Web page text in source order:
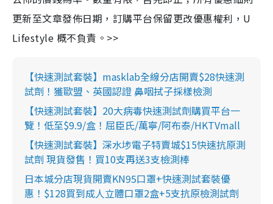
更新至文章發佈日期，訂購平台保留更改優惠權利，U
Lifestyle 概不負責。>>
【快速測試套裝】masklab全線分店開賣$28快速測
試劑！獲歐盟、英國認證 鼻咽拭子採樣檢測
【快速測試套裝】20大病毒快速測試劑購買平台一
覽！低至$9.9/盒！屈臣氏/萬寧/阿布泰/HKTVmall
【快速測試套裝】深水埗電子特賣城$15快速抗原測
試劑 現貨發售！買10支再送3支檢測棒
日本城分店現貨開賣KN95口罩+快速測試套裝優
惠！$128買到成人立體口罩2盒+5支抗原檢測試劑